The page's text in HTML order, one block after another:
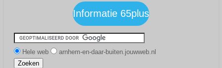
o
o
k
e
t
r
m
b
e
Informatie 65plus
Hele web arnhem-en-daar-buiten.jouwweb.nl